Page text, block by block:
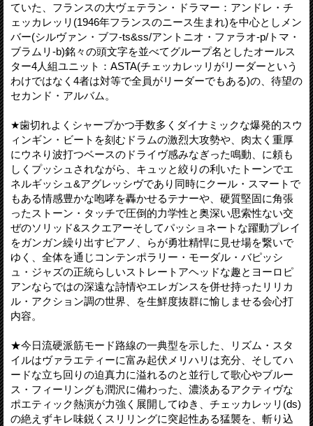
ていた、フランスの大ヴェテラン・ドラマー：アンドレ・チ
ェッカレッリ(1946年フランスのニース生まれ)を中心としメン
バー(シルヴァン・ブフ-ts&ss/アントニオ・ファラオ-p/トマ・
ブラムリ-b)銘々の頭文字を並べてグループ名としたオールス
ター4人組ユニット：ASTA(チェッカレッリがリーダーという
わけではなく4者は対等で全員がリーダーでもある)の、待望の
セカンド・アルバム。
★歯切れよくシャープかつ手数多くダイナミックな爆発的スウ
ィンギン・ビートを刻むドラムの激烈大攻勢や、肉太く重厚
にウネり波打つベースのドライヴ感みなぎった鳴動、に頼も
しくプッシュされながら、キュッと絞りの利いたトーンでエ
ネルギッシュ&アグレッシヴであり同時にクール・スマートで
もある情感豊かな咆哮を轟かせるテナーや、硬質堅固に角張
ったストーン・タッチで圧倒的力学性と奥深い思索性ない交
ぜのソリッド&スクエアーそしてパッショネートな躍動プレイ
をガンガン繰り出すピアノ、らが勇壮精悍に見せ場を繋いで
ゆく、全体を通じコンテンポラリー・モーダル・バピッシ
ュ・ジャズの正統らしいストレートアヘッドな趣とヨーロピ
アンならではの深遠な詩情やエレガンスを併せ持ったリリカ
ル・アクション調の世界、を生鮮度抜群に愉しませる会心打
内容。
★今日流硬派筋モード路線の一典型を示した、リズム・スタ
イルはヴァラエティーに富み起伏メリハリは充分、そしてハ
ードな立ち回りの迫真力に溢れるのと並行して歌心やブルー
ス・フィーリングも潤沢に備わった、濃淡あるアクティヴな
ポエティック熱演が力強く展開してゆき、チェッカレッリ(ds)
の絶えずキレ味鋭くスリリングに突起性ある猛襲を、斬り込